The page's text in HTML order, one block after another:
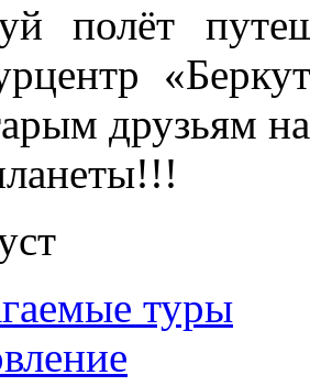
полёт
друзьям
туры